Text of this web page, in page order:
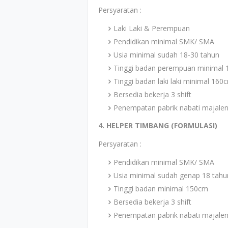
Persyaratan :
Laki Laki & Perempuan
Pendidikan minimal SMK/ SMA
Usia minimal sudah 18-30 tahun
Tinggi badan perempuan minimal
Tinggi badan laki laki minimal
Bersedia bekerja 3 shift
Penempatan pabrik nabati
4. HELPER TIMBANG (FORMULASI)
Persyaratan :
Pendidikan minimal SMK/ SMA
Usia minimal sudah genap 18
Tinggi badan minimal 150cm
Bersedia bekerja 3 shift
Penempatan pabrik nabati